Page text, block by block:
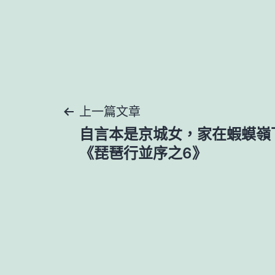
文
章
上一篇文章
自言本是京城女，家在蝦蟆
《琵琶行並序之6》